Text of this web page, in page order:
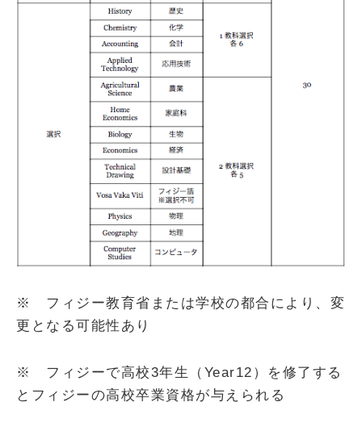
※ フィジー教育省または学校の都合により、変
更となる可能性あり
※ フィジーで高校3年生（Year12）を修了する
とフィジーの高校卒業資格が与えられる